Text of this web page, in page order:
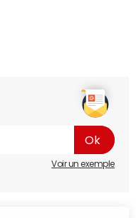
Voir un exemple